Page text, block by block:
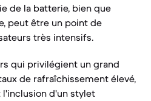
de la batterie, bien que
peut être un point de
très intensifs.
qui privilégient un grand
de rafraîchissement élevé,
d'un stylet